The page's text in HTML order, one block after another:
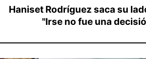
Haniset Rodríguez saca su
"Irse no fue una